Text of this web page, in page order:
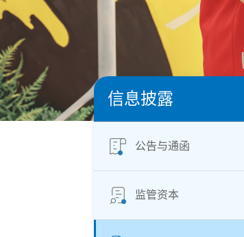
信息披露
公告与通函
监管资本